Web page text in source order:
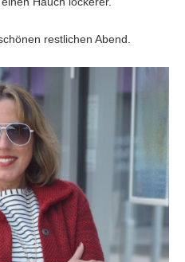
restlichen Abend.